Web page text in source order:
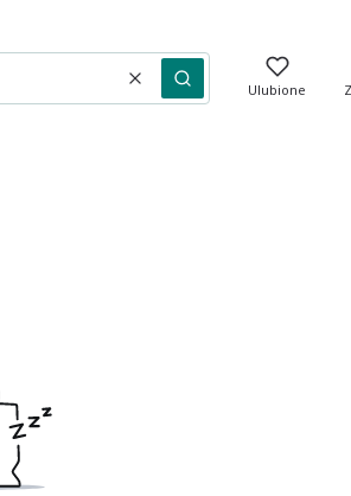
WyczyśćSzukaj Ulubione